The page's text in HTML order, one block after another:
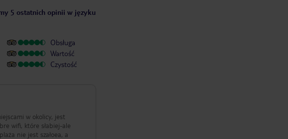
5 ostatnich opinii w języku
Obsługa
Wartość
Czystość
w okolicy, jest
wifi, które słabiej-ale
nie jest szałoea, a